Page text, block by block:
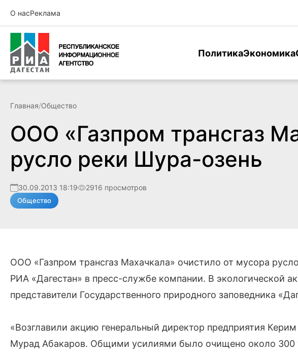
О насРеклама
ПолитикаЭкономика
Главная/Общество
ООО «Газпром трансгаз
русло реки Шура-озень
30.09.2013 18:19 2916 просмотров
Общество
ООО «Газпром трансгаз Махачкала» очистило от мусора
РИА «Дагестан» в пресс-службе компании. В экологической
представители Государственного природного заповедника
«Возглавили акцию генеральный директор предприятия
Мурад Абакаров. Общими усилиями было очищено около 300